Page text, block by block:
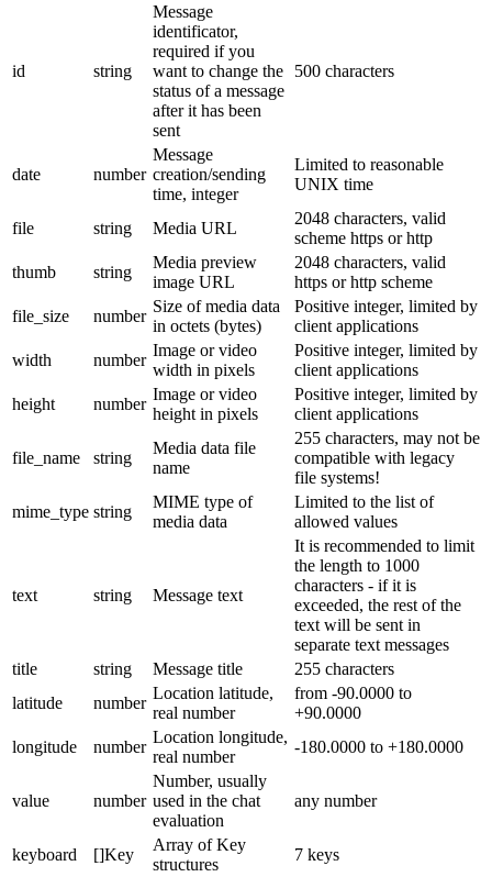
id string
Message
identificator,
required if you
want to change the
status of a message
after it has been
sent
500 characters
date number
Message
creation/sending
time, integer
Limited to reasonable
UNIX time
file string Media URL
2048 characters, valid
scheme https or http
thumb
string
Media preview
image URL
2048 characters, valid
https or http scheme
file_size
number
Size of media data
in octets (bytes)
Positive integer, limited by
client applications
width
number
Image or video
width in pixels
Positive integer, limited by
client applications
height
number
Image or video
height in pixels
Positive integer, limited by
client applications
file_name string
Media data file
name
255 characters, may not be
compatible with legacy
file systems!
mime_type string
MIME type of
media data
Limited to the list of
allowed values
text string Message text
It is recommended to limit
the length to 1000
characters - if it is
exceeded, the rest of the
text will be sent in
separate text messages
title
string Message title
255 characters
latitude
number
Location latitude,
real number
from -90.0000 to
+90.0000
longitude
number
Location longitude,
real number
-180.0000 to +180.0000
value number
Number, usually
used in the chat
evaluation
any number
keyboard []Key
Array of Key
structures
7 keys